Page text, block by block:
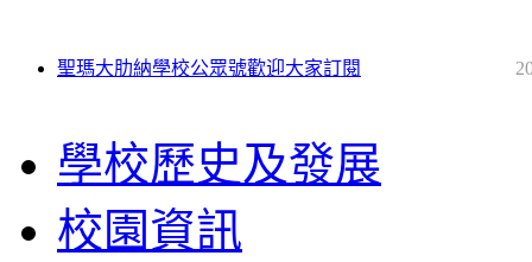
聖瑪大肋納學校公眾號歡迎大家訂閱
學校歷史及發展
校園資訊